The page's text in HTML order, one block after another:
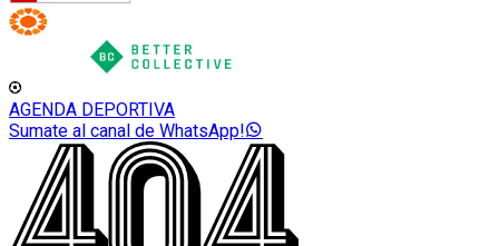
AGENDA DEPORTIVA
Sumate al canal de WhatsApp!